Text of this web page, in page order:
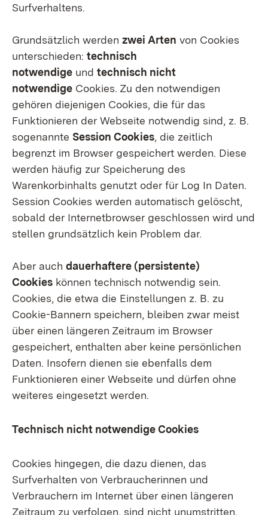
Surfverhaltens.
Grundsätzlich werden zwei Arten von Cookies
unterschieden: technisch
notwendige und technisch nicht
notwendige Cookies. Zu den notwendigen
gehören diejenigen Cookies, die für das
Funktionieren der Webseite notwendig sind, z. B.
sogenannte Session Cookies, die zeitlich
begrenzt im Browser gespeichert werden. Diese
werden häufig zur Speicherung des
Warenkorbinhalts genutzt oder für Log In Daten.
Session Cookies werden automatisch gelöscht,
sobald der Internetbrowser geschlossen wird und
stellen grundsätzlich kein Problem dar.
Aber auch dauerhaftere (persistente)
Cookies können technisch notwendig sein.
Cookies, die etwa die Einstellungen z. B. zu
Cookie-Bannern speichern, bleiben zwar meist
über einen längeren Zeitraum im Browser
gespeichert, enthalten aber keine persönlichen
Daten. Insofern dienen sie ebenfalls dem
Funktionieren einer Webseite und dürfen ohne
weiteres eingesetzt werden.
Technisch nicht notwendige Cookies
Cookies hingegen, die dazu dienen, das
Surfverhalten von Verbraucherinnen und
Verbrauchern im Internet über einen längeren
Zeitraum zu verfolgen, sind nicht unumstritten.